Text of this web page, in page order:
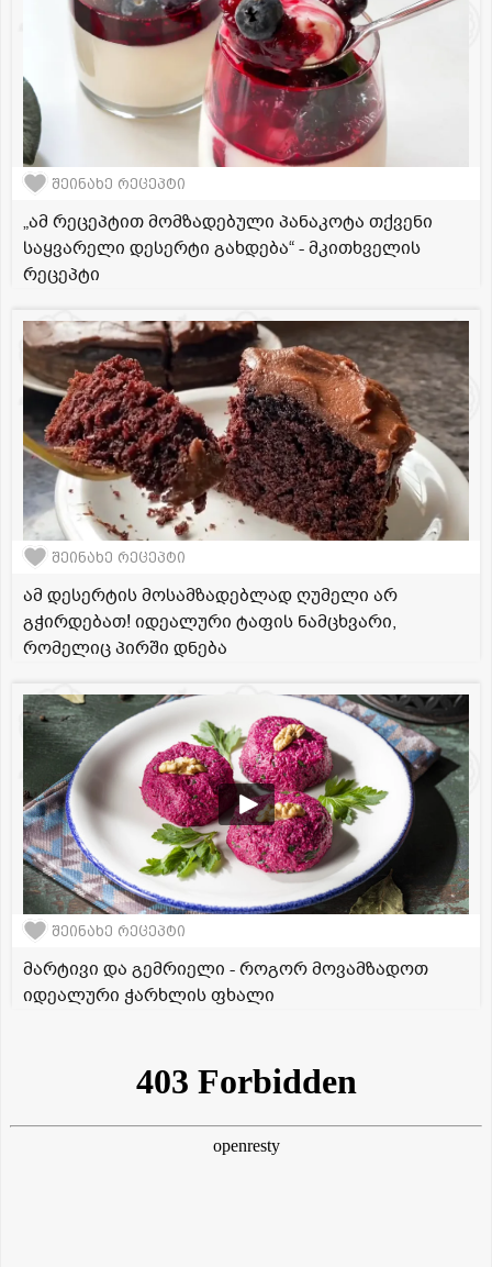
შეინახე რეცეპტი
„ამ რეცეპტით მომზადებული პანაკოტა თქვენი
საყვარელი დესერტი გახდება“ - მკითხველის
რეცეპტი
შეინახე რეცეპტი
ამ დესერტის მოსამზადებლად ღუმელი არ
გჭირდებათ! იდეალური ტაფის ნამცხვარი,
რომელიც პირში დნება
შეინახე რეცეპტი
მარტივი და გემრიელი - როგორ მოვამზადოთ
იდეალური ჭარხლის ფხალი